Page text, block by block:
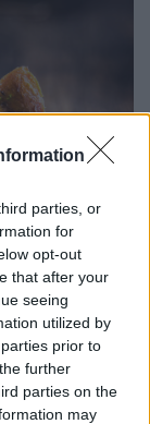
parties, or
for
opt-out
that after your
seeing
utilized by
prior to
further
parties on the
may
a latin